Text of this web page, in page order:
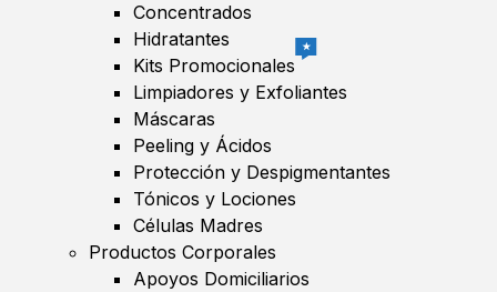
Concentrados
Hidratantes
Kits Promocionales
★
Limpiadores y Exfoliantes
Máscaras
Peeling y Ácidos
Protección y Despigmentantes
Tónicos y Lociones
Células Madres
Productos Corporales
Apoyos Domiciliarios